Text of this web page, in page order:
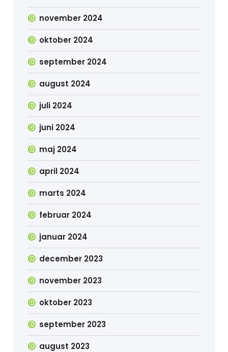
november 2024
oktober 2024
september 2024
august 2024
juli 2024
juni 2024
maj 2024
april 2024
marts 2024
februar 2024
januar 2024
december 2023
november 2023
oktober 2023
september 2023
august 2023